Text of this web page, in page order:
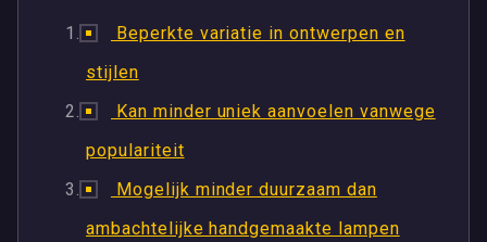
Beperkte variatie in ontwerpen en
stijlen
Kan minder uniek aanvoelen vanwege
populariteit
Mogelijk minder duurzaam dan
ambachtelijke handgemaakte lampen